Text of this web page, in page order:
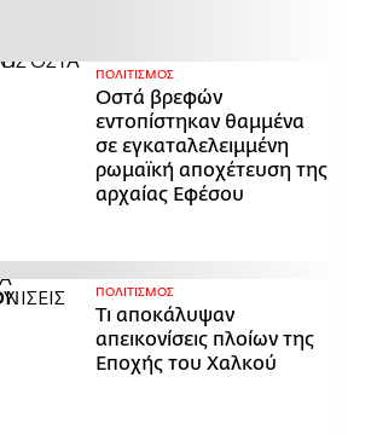
ΠΟΛΙΤΙΣΜΟΣ
Οστά βρεφών
εντοπίστηκαν θαμμένα
σε εγκαταλελειμμένη
ρωμαϊκή αποχέτευση της
αρχαίας Εφέσου
ΠΟΛΙΤΙΣΜΟΣ
Τι αποκάλυψαν
απεικονίσεις πλοίων της
Εποχής του Χαλκού